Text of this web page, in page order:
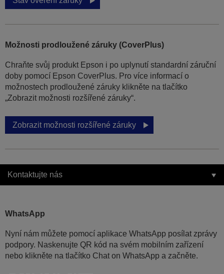
Možnosti prodloužené záruky (CoverPlus)
Chraňte svůj produkt Epson i po uplynutí standardní záruční
doby pomocí Epson CoverPlus. Pro více informací o
možnostech prodloužené záruky klikněte na tlačítko
„Zobrazit možnosti rozšířené záruky“.
Zobrazit možnosti rozšířené záruky
Kontaktujte nás
WhatsApp
Nyní nám můžete pomocí aplikace WhatsApp posílat zprávy
podpory. Naskenujte QR kód na svém mobilním zařízení
nebo klikněte na tlačítko Chat on WhatsApp a začněte.